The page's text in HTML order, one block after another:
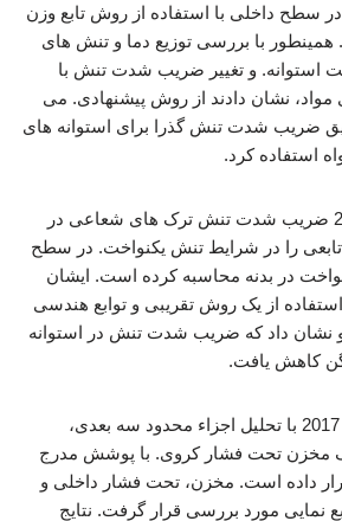
سطح داخلی با استفاده از روش تابع وزن
همینطور با بررسی توزیع دما و تنش های
استوانه. و تغییر ضریب شدت تنش با
مواد، نشان دادند از روش پیشنهادی. می
ضریب شدت تنش گذرا برای استوانه های
استفاده کرد.
مهبادی [7] در سال 2017 ضریب شدت تنش ترک های شعاعی در
تابعی را در شرایط تنش یکنواخت. در سطح
در بدنه محاسبه کرده است. ایشان
از یک روش تقریبی و توابع هندسی
نشان داد که ضریب شدت تنش در استوانه
کاهش یافت.
اسکندی [8] نیز در سال 2017 با تحلیل اجزاء محدود سه بعدی،
تحت فشار کروی. با پوشش مدرج
داده است. مخزن، تحت فشار داخلی و
نمایی مورد بررسی قرار گرفت. نتایج